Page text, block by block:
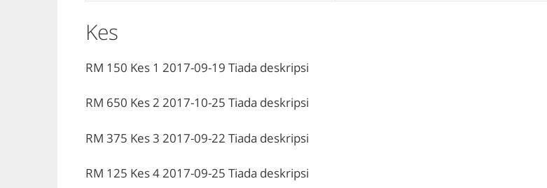
Kes
RM 150 Kes 1 2017-09-19 Tiada deskripsi
RM 650 Kes 2 2017-10-25 Tiada deskripsi
RM 375 Kes 3 2017-09-22 Tiada deskripsi
RM 125 Kes 42017-09-25 Tiada deskripsi